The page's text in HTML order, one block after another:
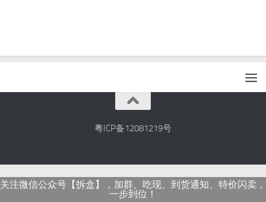
粤ICP备12081219号
关注微信公众号【拆盒】，加群、吃现、到货通知、特价闪卖，
一步到位！